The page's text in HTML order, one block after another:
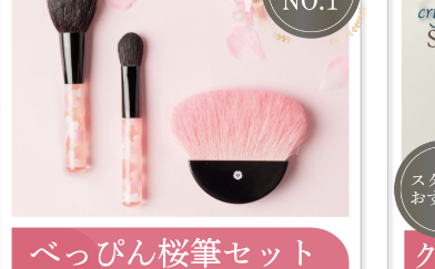
提供いたします。
京都へお越しの際は、ぜひ六角館さくら堂KYOTOへお立ち
皆様のご来店を心よりお待ちしております。
【5月16日（土）京都本店の閉店時間変更のお知らせ】
5月16日（土）は、17時に閉店させていただきます。
ご不便をおかけいたしますが、何卒よろしくお願いします。
【ゴールデンウィーク期間中の営業についてのお知らせ】
いつも当店をご利用いただき、誠にありがとうございます。
■ 発送について